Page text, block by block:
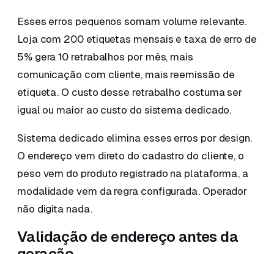
Esses erros pequenos somam volume relevante.
Loja com 200 etiquetas mensais e taxa de erro de
5% gera 10 retrabalhos por mês, mais
comunicação com cliente, mais reemissão de
etiqueta. O custo desse retrabalho costuma ser
igual ou maior ao custo do sistema dedicado.
Sistema dedicado elimina esses erros por design.
O endereço vem direto do cadastro do cliente, o
peso vem do produto registrado na plataforma, a
modalidade vem da regra configurada. Operador
não digita nada.
Validação de endereço antes da